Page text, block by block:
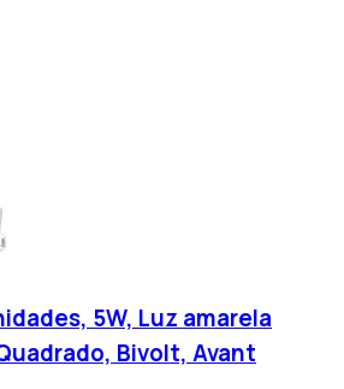
5W, Luz amarela
Bivolt, Avant